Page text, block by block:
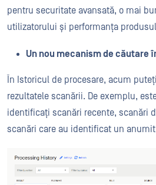
pentru securitate avansată, o mai
utilizatorului și performanța
Un nou mecanism de căutare
În Istoricul de procesare, acum
rezultatele scanării. De exemplu,
identificați scanări recente, scanări
scanări care au identificat un